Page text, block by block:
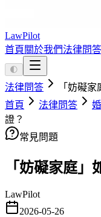
LawPilot
首頁 關於我們法律問答
🌓
法律問答
「妨礙
首頁
法律問答
證？
常見問題
「妨礙家庭」
LawPilot
2026-05-26